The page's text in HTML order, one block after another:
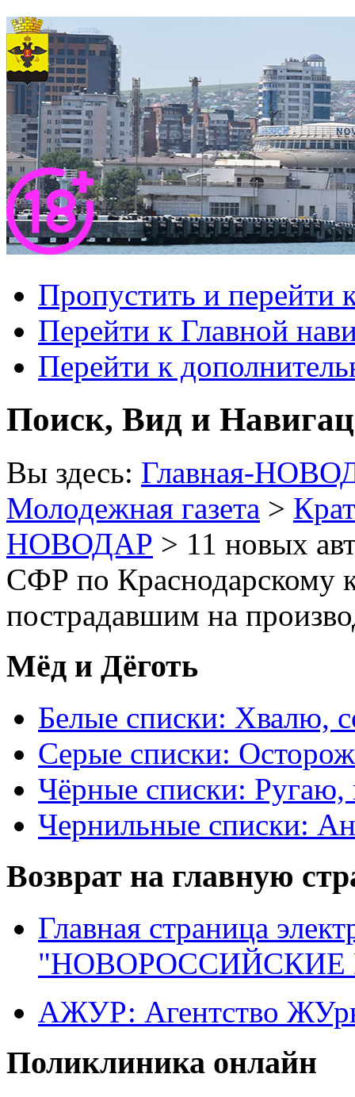
Пропустить и перейти
Перейти к Главной
Перейти к
Поиск, Вид и
Вы здесь: Главная-
Молодежная газета >
НОВОДАР > 11 новых
СФР по Краснодарскому
пострадавшим на
Мёд и Дёготь
Белые списки: Хвалю,
Серые списки:
Чёрные списки: Ругаю,
Чернильные списки:
Возврат на главную
Главная страница
"НОВОРОССИЙСКИЕ
АЖУР: Агентство
Поликлиника онлайн